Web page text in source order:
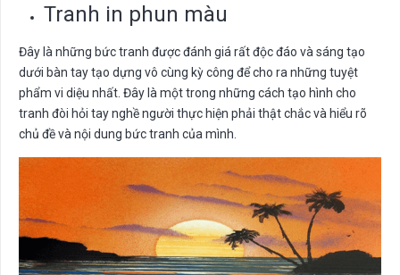
Tranh in phun màu
Đây là những bức tranh được đánh giá rất độc đáo và sáng tạo
dưới bàn tay tạo dựng vô cùng kỳ công để cho ra những tuyệt
phẩm vi diệu nhất. Đây là một trong những cách tạo hình cho
tranh đòi hỏi tay nghề người thực hiện phải thật chắc và hiểu rõ
chủ đề và nội dung bức tranh của mình.